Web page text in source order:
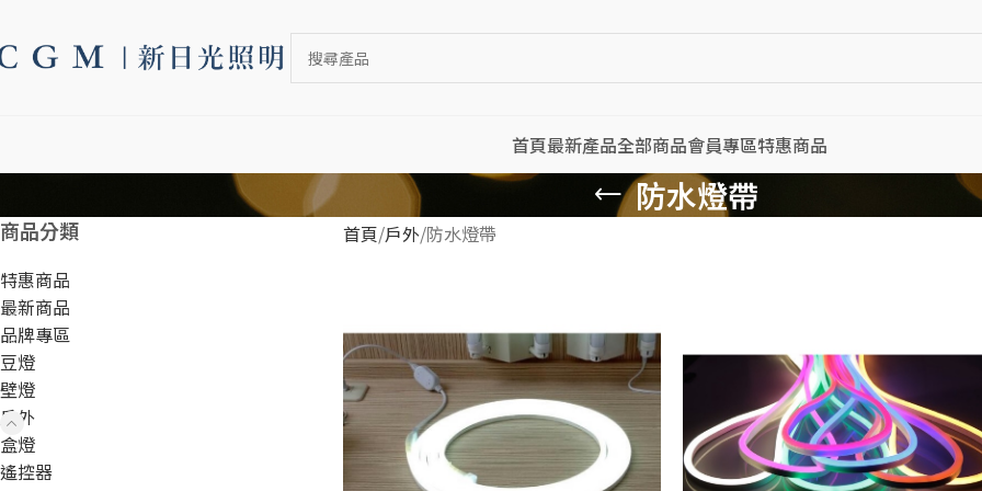
首頁最新產品全部商品會員專區特惠商品
防水燈帶
商品分類
特惠商品
最新商品
品牌專區
豆燈
壁燈
戶外
盒燈
遙控器
首頁 戶外 防水燈帶